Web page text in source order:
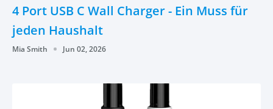
4 Port USB C Wall Charger - Ein Muss für
jeden Haushalt
Mia Smith Jun 02, 2026